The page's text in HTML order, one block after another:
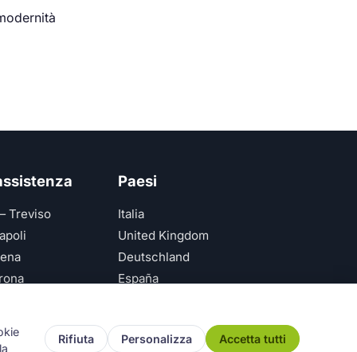
Treviso
Paesi
Italia
United Kingdom
Deutschland
España
Rifiuta Personalizza Accetta tutti